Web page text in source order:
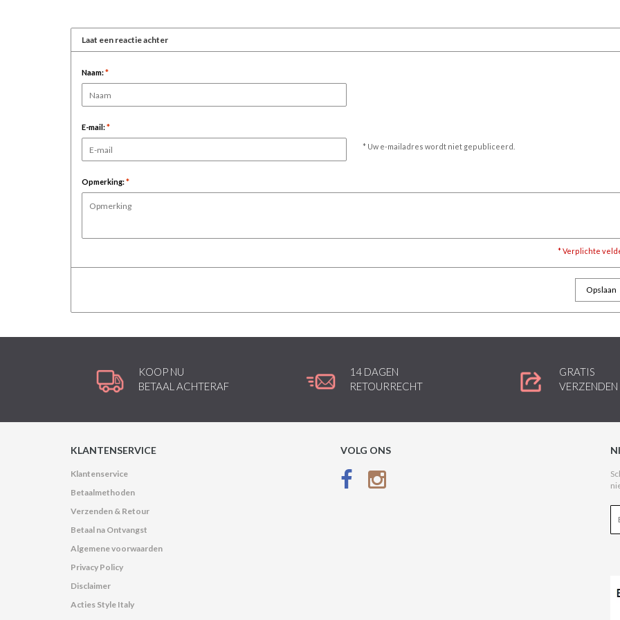
Laat een reactie achter
Naam:*
E-mail:*
* Uw e-mailadres wordt niet gepubliceerd.
Opmerking:*
* Verplichte
Opslaan
KOOP NU
BETAAL ACHTERAF
14 DAGEN
RETOURRECHT
GRATIS
VERZENDEN
KLANTENSERVICE
Klantenservice
Betaalmethoden
Verzenden & Retour
Betaal na Ontvangst
Algemene voorwaarden
Privacy Policy
Disclaimer
Acties Style Italy
VOLG ONS